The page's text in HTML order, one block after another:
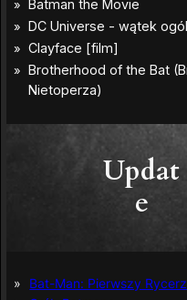
Updat
e
Bat-Man: Pierwszy Rycerz